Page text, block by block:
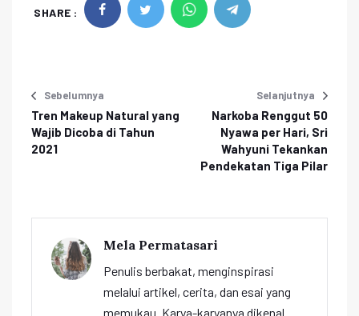
SHARE :
Sebelumnya
Tren Makeup Natural yang
Wajib Dicoba di Tahun
2021
Selanjutnya
Narkoba Renggut 50
Nyawa per Hari, Sri
Wahyuni Tekankan
Pendekatan Tiga Pilar
Mela Permatasari
Penulis berbakat, menginspirasi
melalui artikel, cerita, dan esai yang
memukau. Karya-karyanya dikenal